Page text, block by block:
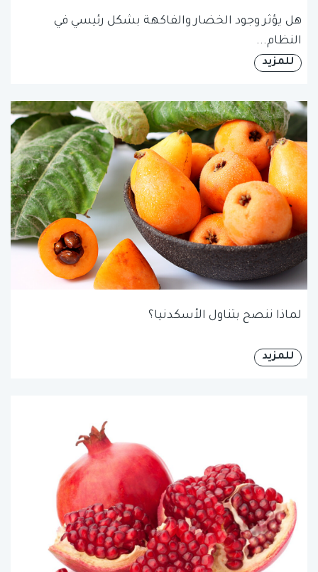
هل يؤثر وجود الخضار والفاكهة بشكل رئيسي في
النظام...
للمزيد
لماذا ننصح بتناول الأسكدنيا؟
للمزيد